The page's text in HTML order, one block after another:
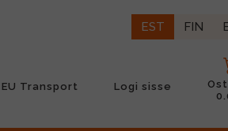
EST FIN
EU Transport Logi sisse